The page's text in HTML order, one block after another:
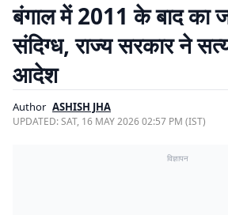
बंगाल में 2011 के बाद का
संदिग्ध, राज्य सरकार ने
आदेश
Author ASHISH JHA
UPDATED:SAT, 16 MAY 2026 02:57 PM (IST)
विज्ञापन